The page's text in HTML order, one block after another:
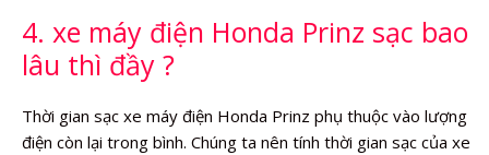
4. xe máy điện Honda Prinz sạc bao
lâu thì đầy ?
Thời gian sạc xe máy điện Honda Prinz phụ thuộc vào lượng
điện còn lại trong bình. Chúng ta nên tính thời gian sạc của xe